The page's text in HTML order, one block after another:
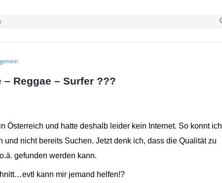
Reggae – Surfer ???
Österreich und hatte deshalb leider kein Internet. So konnt ich
und nicht bereits Suchen. Jetzt denk ich, dass die Qualität zu
gefunden werden kann.
kann mir jemand helfen!?